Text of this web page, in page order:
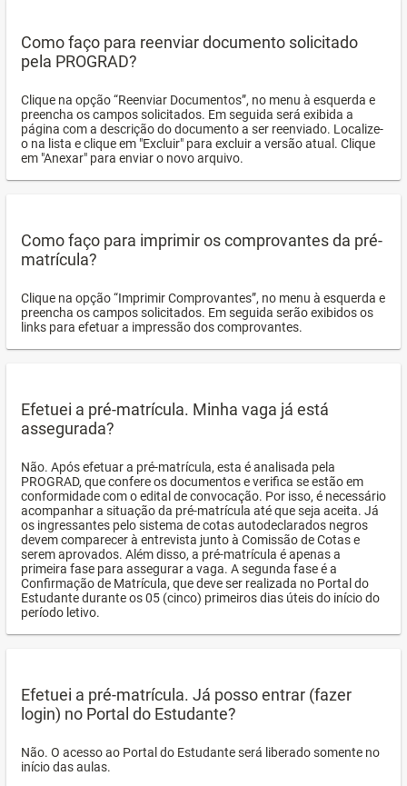
Como faço para reenviar documento solicitado
pela PROGRAD?
Clique na opção “Reenviar Documentos”, no menu à esquerda e
preencha os campos solicitados. Em seguida será exibida a
página com a descrição do documento a ser reenviado. Localize-
o na lista e clique em "Excluir" para excluir a versão atual. Clique
em "Anexar" para enviar o novo arquivo.
Como faço para imprimir os comprovantes da pré-
matrícula?
Clique na opção “Imprimir Comprovantes”, no menu à esquerda e
preencha os campos solicitados. Em seguida serão exibidos os
links para efetuar a impressão dos comprovantes.
Efetuei a pré-matrícula. Minha vaga já está
assegurada?
Não. Após efetuar a pré-matrícula, esta é analisada pela
PROGRAD, que confere os documentos e verifica se estão em
conformidade com o edital de convocação. Por isso, é necessário
acompanhar a situação da pré-matrícula até que seja aceita. Já
os ingressantes pelo sistema de cotas autodeclarados negros
devem comparecer à entrevista junto à Comissão de Cotas e
serem aprovados. Além disso, a pré-matrícula é apenas a
primeira fase para assegurar a vaga. A segunda fase é a
Confirmação de Matrícula, que deve ser realizada no Portal do
Estudante durante os 05 (cinco) primeiros dias úteis do início do
período letivo.
Efetuei a pré-matrícula. Já posso entrar (fazer
login) no Portal do Estudante?
Não. O acesso ao Portal do Estudante será liberado somente no
início das aulas.